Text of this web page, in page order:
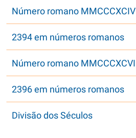
Número romano MMCCCXCIV
2394 em números romanos
Número romano MMCCCXCVI
2396 em números romanos
Divisão dos Séculos